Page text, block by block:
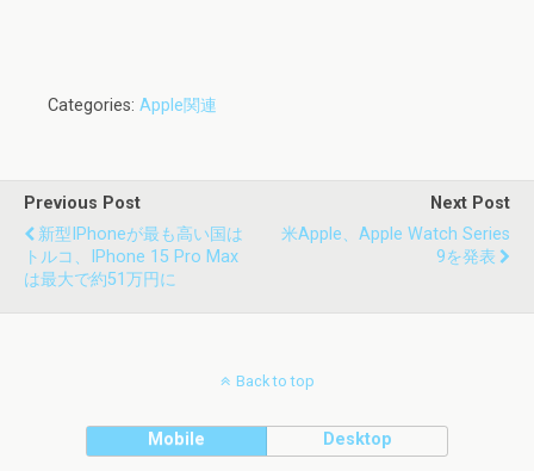
Categories: Apple関連
Previous Post
新型iPhoneが最も高い国は
トルコ、iPhone 15 Pro Max
は最大で約51万円に
Next Post
米Apple、Apple Watch Series
9を発表
Back to top
Mobile Desktop